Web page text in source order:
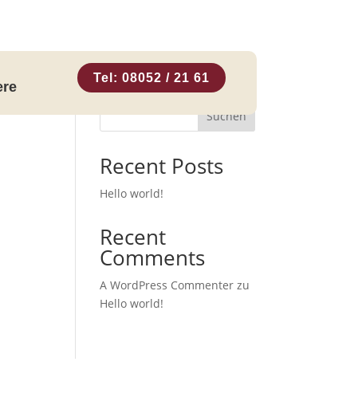
Tel: 08052 / 21 61
Suchen
Recent Posts
Hello world!
Recent
Comments
A WordPress Commenter zu
Hello world!